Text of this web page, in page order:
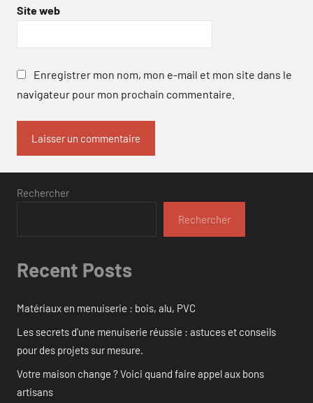
Site web
Enregistrer mon nom, mon e-mail et mon site dans le
navigateur pour mon prochain commentaire.
Rechercher
Rechercher
Recent Posts
Matériaux en menuiserie : bois, alu, PVC
Les secrets d’une menuiserie réussie : astuces et conseils
pour des projets sur mesure.
Votre maison change ? Voici quand faire appel aux bons
artisans